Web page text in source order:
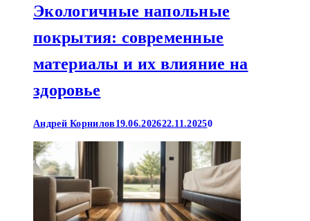
Экологичные напольные
покрытия: современные
материалы и их влияние на
здоровье
Андрей Корнилов 19.06.202622.11.20250